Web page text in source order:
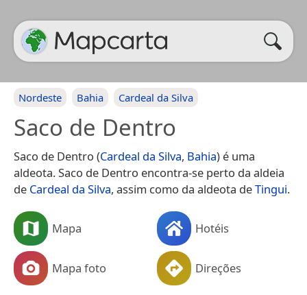
Nordeste Bahia Cardeal da Silva
Saco de Dentro
Saco de Dentro (Cardeal da Silva, Bahia) é uma
aldeota. Saco de Dentro encontra-se perto da aldeia
de Cardeal da Silva, assim como da aldeota deTingui.
Mapa Hotéis
Mapa foto Direções